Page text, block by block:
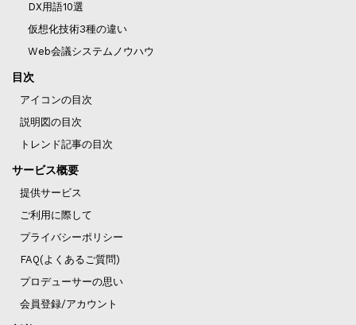
DX用語10選
仮想化技術3種の違い
Web会議システムノウハウ
目次
アイコンの目次
説明図の目次
トレンド記事の目次
サービス概要
提供サービス
ご利用に際して
プライバシーポリシー
FAQ(よくあるご質問)
プロデューサーの思い
会員登録/アカウント